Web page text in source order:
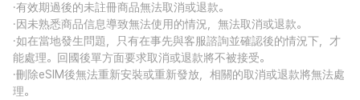
·有效期過後的未註冊商品無法取消或退款。
·因未熟悉商品信息導致無法使用的情況，無法取消或退款。
·如在當地發生問題，只有在事先與客服諮詢並確認後的情況下，才
能處理。回國後單方面要求取消或退款將不被接受。
·刪除eSIM後無法重新安裝或重新發放，相關的取消或退款將無法處
理。